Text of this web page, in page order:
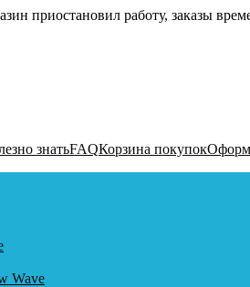
приостановил работу, заказы
знатьFAQКорзина покупок
Wave